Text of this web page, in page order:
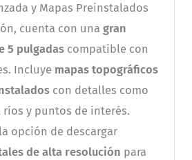
y Mapas Preinstalados
cuenta con una gran
5 pulgadascompatible con
Incluye mapas topográficos
con detalles como
y puntos de interés.
opción de descargar
de alta resolución para